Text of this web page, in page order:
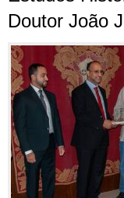
Doutor João